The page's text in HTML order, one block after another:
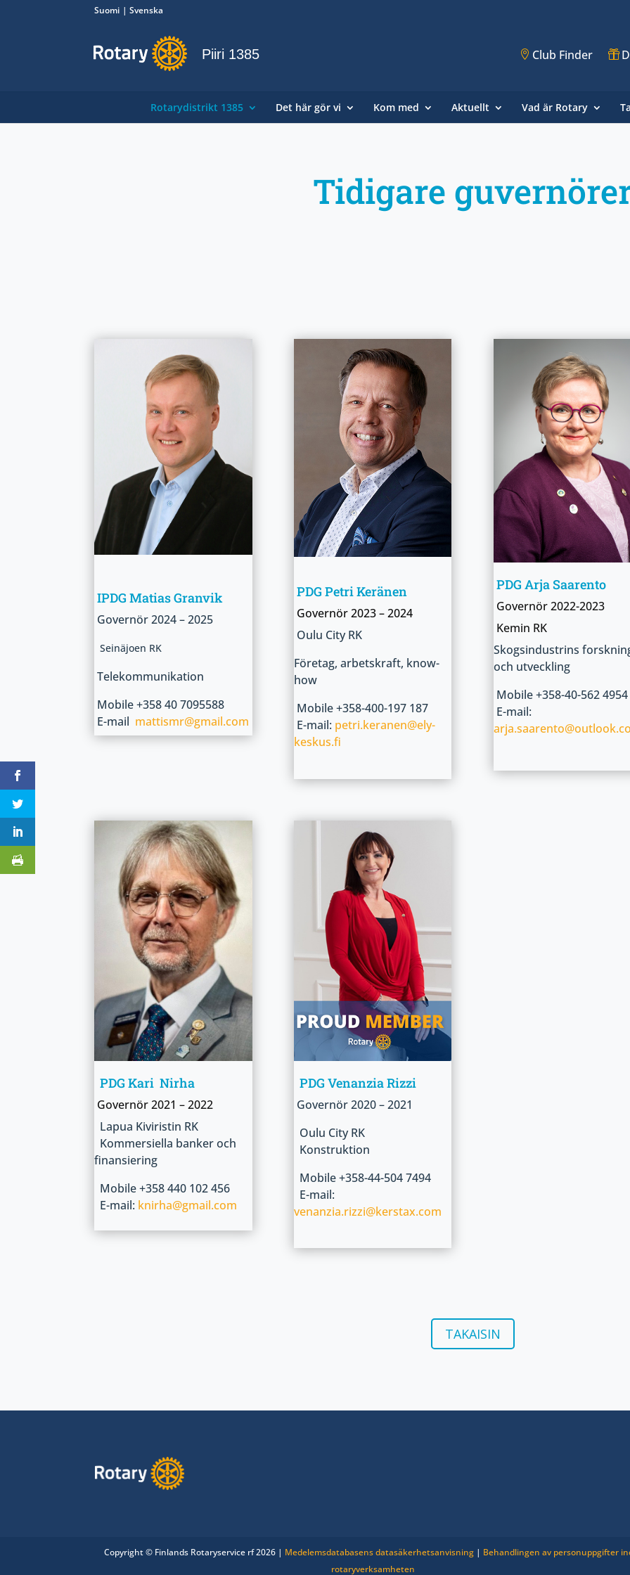
Suomi Svenska
Piiri 1385 Club Finder
Rotarydistrikt 1385 Det här gör vi Kom med Aktuellt Vad är Rotary
Tidigare
IPDG Matias Granvik
Governör2024 – 2025
Seinäjoen RK
Telekommunikation
Mobile +358 40 7095588
E-mail mattismr@gmail.com
PDG Petri Keränen
Governör2023 – 2024
Oulu City RK
Företag, arbetskraft, know-
how
Mobile +358-400-197 187
E-mail: petri.keranen@ely-
keskus.fi
PDG Arja Saarento
Governör2022-2023
Kemin RK
Skogsindustrins
och utveckling
Mobile +358-40-562 4954
E-mail:
PDG Kari Nirha
Governör2021 – 2022
Lapua Kiviristin RK
Kommersiella banker och
finansiering
Mobile +358 440 102 456
E-mail: knirha@gmail.com
PDG Venanzia Rizzi
Governör2020 – 2021
Oulu City RK
Konstruktion
Mobile +358-44-504 7494
E-mail:
venanzia.rizzi@kerstax.com
TAKAISIN
Copyright © Finlands Rotaryservice rf 2026 | Medelemsdatabasens datasäkerhetsanvisning | Behandlingen av personuppgifter
rotaryverksamheten